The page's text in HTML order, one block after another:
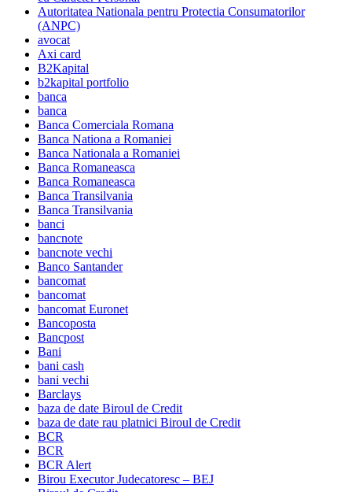
Autoritatea Nationala pentru Protectia Consumatorilor
(ANPC)
avocat
Axi card
B2Kapital
b2kapital portfolio
banca
banca
Banca Comerciala Romana
Banca Nationa a Romaniei
Banca Nationala a Romaniei
Banca Romaneasca
Banca Romaneasca
Banca Transilvania
Banca Transilvania
banci
bancnote
bancnote vechi
Banco Santander
bancomat
bancomat
bancomat Euronet
Bancoposta
Bancpost
Bani
bani cash
bani vechi
Barclays
baza de date Biroul de Credit
baza de date rau platnici Biroul de Credit
BCR
BCR
BCR Alert
Birou Executor Judecatoresc – BEJ